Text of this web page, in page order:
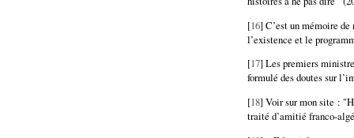
[16] C’est un mémoire
l’existence et le
[17] Les premiers
formulé des doutes sur
[18] Voir sur mon site :
traité d’amitié franco-